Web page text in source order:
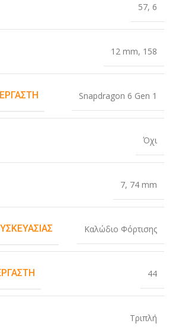
57, 6
12 mm, 158
Snapdragon 6 Gen 1
Όχι
7, 74 mm
Καλώδιο Φόρτισης
44
Τριπλή